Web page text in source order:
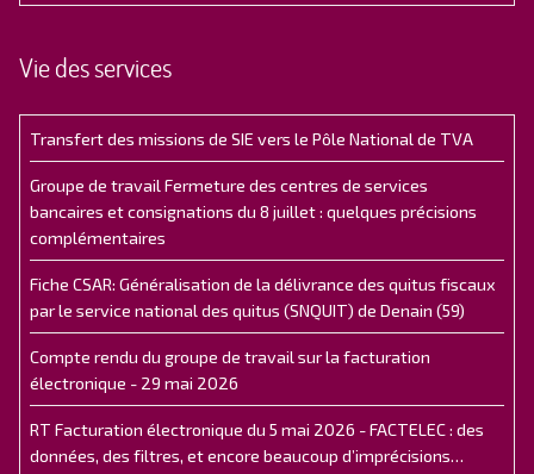
Vie des services
Transfert des missions de SIE vers le Pôle National de TVA
Groupe de travail Fermeture des centres de services
bancaires et consignations du 8 juillet : quelques précisions
complémentaires
Fiche CSAR: Généralisation de la délivrance des quitus fiscaux
par le service national des quitus (SNQUIT) de Denain (59)
Compte rendu du groupe de travail sur la facturation
électronique - 29 mai 2026
RT Facturation électronique du 5 mai 2026 - FACTELEC : des
données, des filtres, et encore beaucoup d’imprécisions…